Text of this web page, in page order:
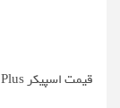
قیمت اسپیکر SoundCore Motion Plus انکر